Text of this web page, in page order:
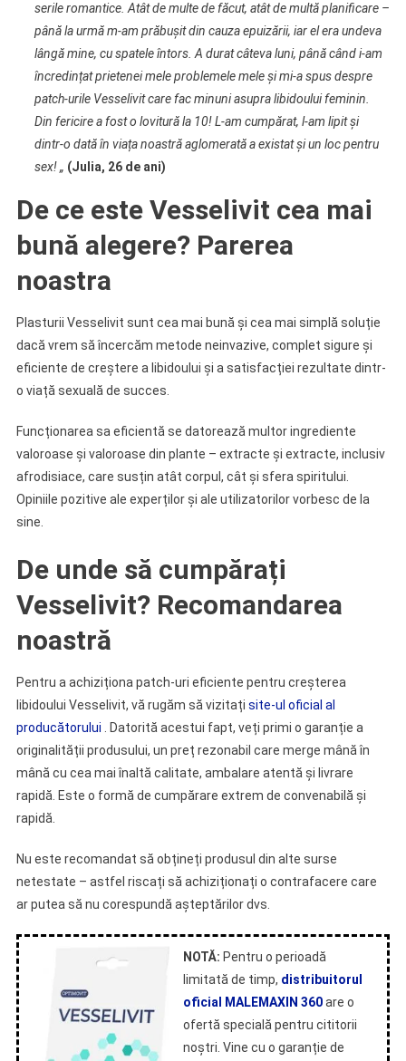
serile romantice. Atât de multe de făcut, atât de multă planificare –
până la urmă m-am prăbușit din cauza epuizării, iar el era undeva
lângă mine, cu spatele întors. A durat câteva luni, până când i-am
încredințat prietenei mele problemele mele și mi-a spus despre
patch-urile Vesselivit care fac minuni asupra libidoului feminin.
Din fericire a fost o lovitură la 10! L-am cumpărat, l-am lipit și
dintr-o dată în viața noastră aglomerată a existat și un loc pentru
sex! „ (Julia, 26 de ani)
De ce este Vesselivit cea mai
bună alegere? Parerea
noastra
Plasturii Vesselivit sunt cea mai bună și cea mai simplă soluție
dacă vrem să încercăm metode neinvazive, complet sigure și
eficiente de creștere a libidoului și a satisfacției rezultate dintr-
o viață sexuală de succes.
Funcționarea sa eficientă se datorează multor ingrediente
valoroase și valoroase din plante – extracte și extracte, inclusiv
afrodisiace, care susțin atât corpul, cât și sfera spiritului.
Opiniile pozitive ale experților și ale utilizatorilor vorbesc de la
sine.
De unde să cumpărați
Vesselivit? Recomandarea
noastră
Pentru a achiziționa patch-uri eficiente pentru creșterea
libidoului Vesselivit, vă rugăm să vizitați site-ul oficial al
producătorului . Datorită acestui fapt, veți primi o garanție a
originalității produsului, un preț rezonabil care merge mână în
mână cu cea mai înaltă calitate, ambalare atentă și livrare
rapidă. Este o formă de cumpărare extrem de convenabilă și
rapidă.
Nu este recomandat să obțineți produsul din alte surse
netestate – astfel riscați să achiziționați o contrafacere care
ar putea să nu corespundă așteptărilor dvs.
NOTĂ: Pentru o perioadă
limitată de timp, distribuitorul
oficial MALEMAXIN 360are o
ofertă specială pentru cititorii
noștri. Vine cu o garanție de